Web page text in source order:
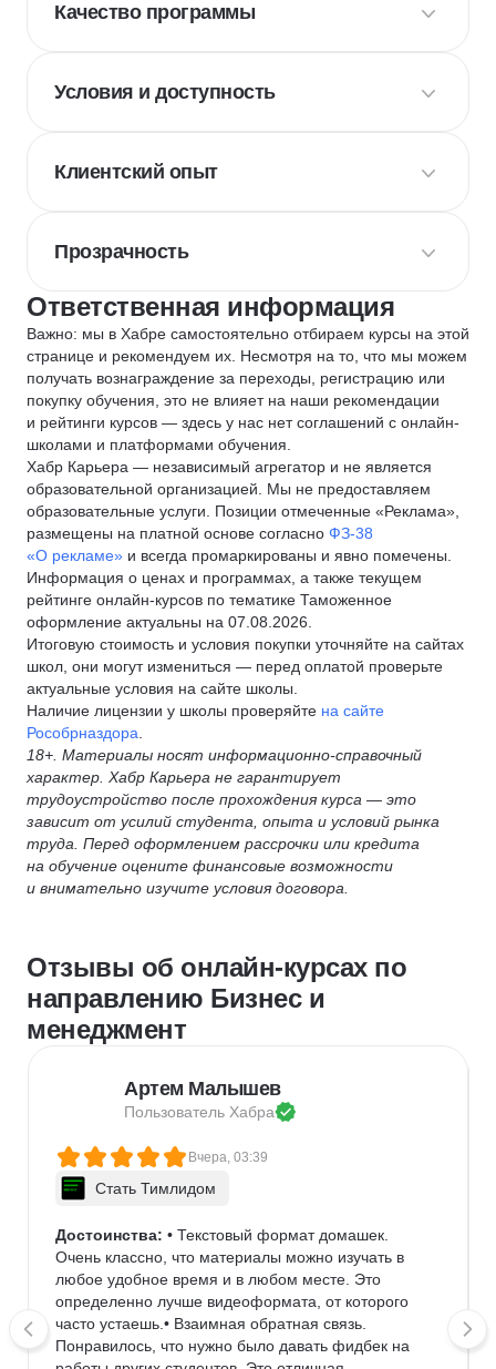
Качество программы
Условия и доступность
Клиентский опыт
Прозрачность
Ответственная информация
Важно: мы в Хабре самостоятельно отбираем курсы на этой
странице и рекомендуем их. Несмотря на то, что мы можем
получать вознаграждение за переходы, регистрацию или
покупку обучения, это не влияет на наши рекомендации
и рейтинги курсов — здесь у нас нет соглашений с онлайн-
школами и платформами обучения.
Хабр Карьера — независимый агрегатор и не является
образовательной организацией. Мы не предоставляем
образовательные услуги. Позиции отмеченные «Реклама»,
размещены на платной основе согласно ФЗ-38
«О рекламе» и всегда промаркированы и явно помечены.
Информация о ценах и программах, а также текущем
рейтинге онлайн-курсов по тематике Таможенное
оформление актуальны на 07.08.2026.
Итоговую стоимость и условия покупки уточняйте на сайтах
школ, они могут измениться — перед оплатой проверьте
актуальные условия на сайте школы.
Наличие лицензии у школы проверяйте на сайте
Рособрназдора
18+. Материалы носят информационно-справочный
характер. Хабр Карьера не гарантирует
трудоустройство после прохождения курса — это
зависит от усилий студента, опыта и условий рынка
труда. Перед оформлением рассрочки или кредита
на обучение оцените финансовые возможности
и внимательно изучите условия договора.
Отзывы об онлайн-курсах по
направлению Бизнес и
менеджмент
Артем Малышев
Пользователь Хабра
Вчера, 03:39
Стать Тимлидом
Достоинства: • Текстовый формат домашек.
Очень классно, что материалы можно изучать в
любое удобное время и в любом месте. Это
определенно лучше видеоформата, от которого
часто устаешь.• Взаимная обратная связь.
Понравилось, что нужно было давать фидбек на